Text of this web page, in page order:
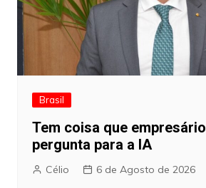
Brasil
Tem coisa que
pergunta para a IA
Célio 6 de Agosto de 2026